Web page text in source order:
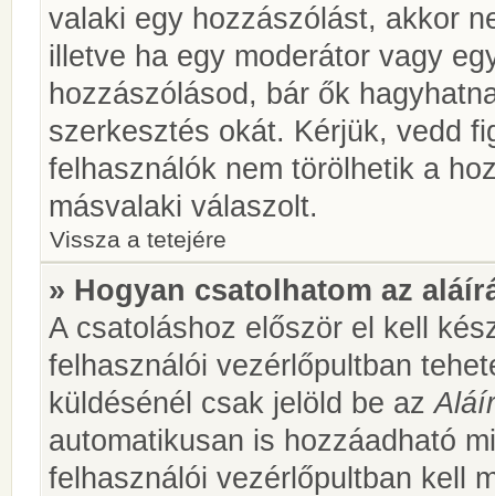
valaki egy hozzászólást, akkor
illetve ha egy moderátor vagy
hozzászólásod, bár ők
szerkesztés okát. Kérjük, vedd
felhasználók nem törölhetik a
másvalaki válaszolt.
Vissza a tetejére
» Hogyan csatolhatom az
A csatoláshoz először el kell
felhasználói vezérlőpultban
küldésénél csak jelöld be az
automatikusan is hozzáadható
felhasználói vezérlőpultban kell